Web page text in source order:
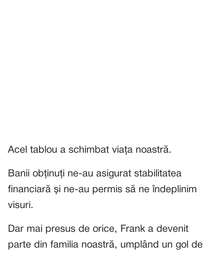
Acel tablou a schimbat viața noastră.
Banii obținuți ne-au asigurat stabilitatea
financiară și ne-au permis să ne îndeplinim
visuri.
Dar mai presus de orice, Frank a devenit
parte din familia noastră, umplând un gol de